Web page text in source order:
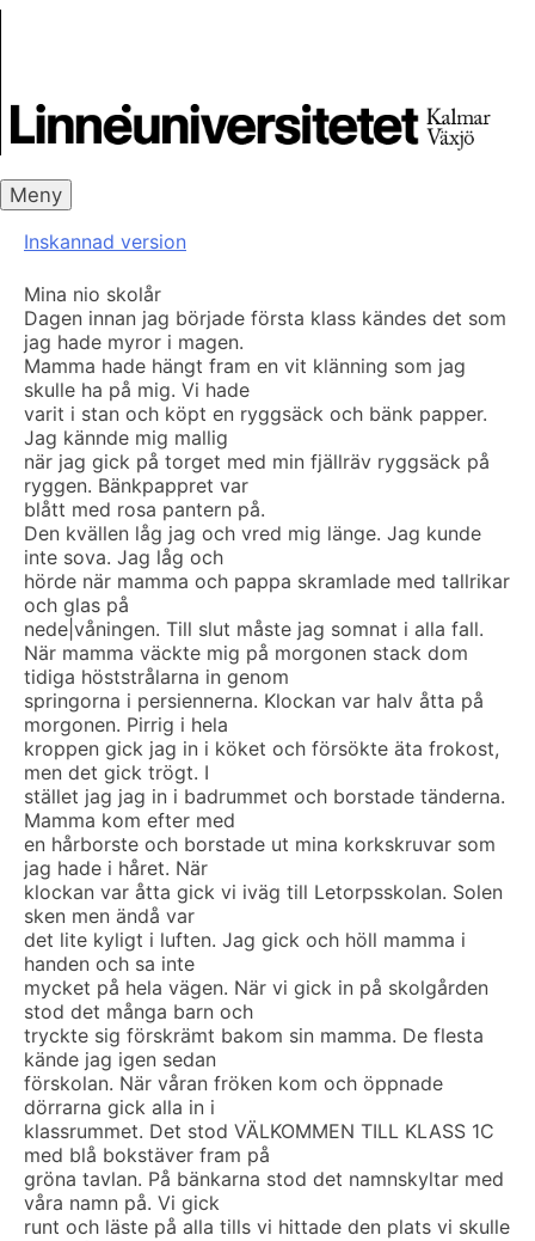
Meny
Inskannad version
Mina nio skolår
Dagen innan jag började första klass kändes det som
jag hade myror i magen.
Mamma hade hängt fram en vit klänning som jag
skulle ha på mig. Vi hade
varit i stan och köpt en ryggsäck och bänk papper.
Jag kännde mig mallig
när jag gick på torget med min fjällräv ryggsäck på
ryggen. Bänkpappret var
blått med rosa pantern på.
Den kvällen låg jag och vred mig länge. Jag kunde
inte sova. Jag låg och
hörde när mamma och pappa skramlade med tallrikar
och glas på
nede|våningen. Till slut måste jag somnat i alla fall.
När mamma väckte mig på morgonen stack dom
tidiga höststrålarna in genom
springorna i persiennerna. Klockan var halv åtta på
morgonen. Pirrig i hela
kroppen gick jag in i köket och försökte äta frokost,
men det gick trögt. I
stället jag jag in i badrummet och borstade tänderna.
Mamma kom efter med
en hårborste och borstade ut mina korkskruvar som
jag hade i håret. När
klockan var åtta gick vi iväg till Letorpsskolan. Solen
sken men ändå var
det lite kyligt i luften. Jag gick och höll mamma i
handen och sa inte
mycket på hela vägen. När vi gick in på skolgården
stod det många barn och
tryckte sig förskrämt bakom sin mamma. De flesta
kände jag igen sedan
förskolan. När våran fröken kom och öppnade
dörrarna gick alla in i
klassrummet. Det stod VÄLKOMMEN TILL KLASS 1C
med blå bokstäver fram på
gröna tavlan. På bänkarna stod det namnskyltar med
våra namn på. Vi gick
runt och läste på alla tills vi hittade den plats vi skulle